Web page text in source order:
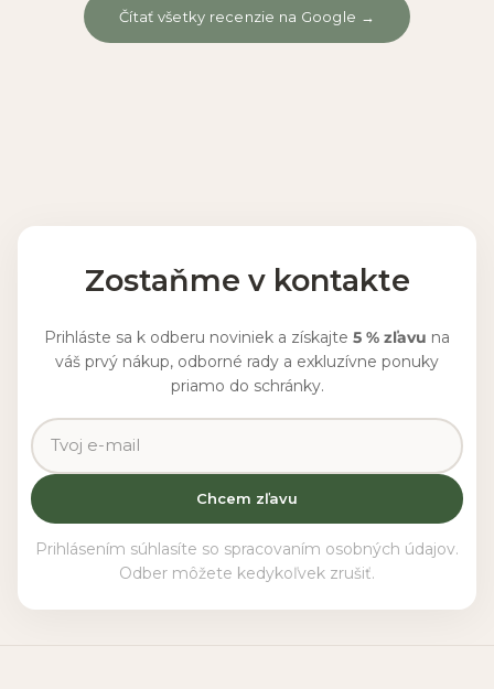
Čítať všetky recenzie na Google →
Zostaňme v kontakte
Prihláste sa k odberu noviniek a získajte 5 % zľavu na
váš prvý nákup, odborné rady a exkluzívne ponuky
priamo do schránky.
Chcem zľavu
Prihlásením súhlasíte so spracovaním osobných údajov.
Odber môžete kedykoľvek zrušiť.